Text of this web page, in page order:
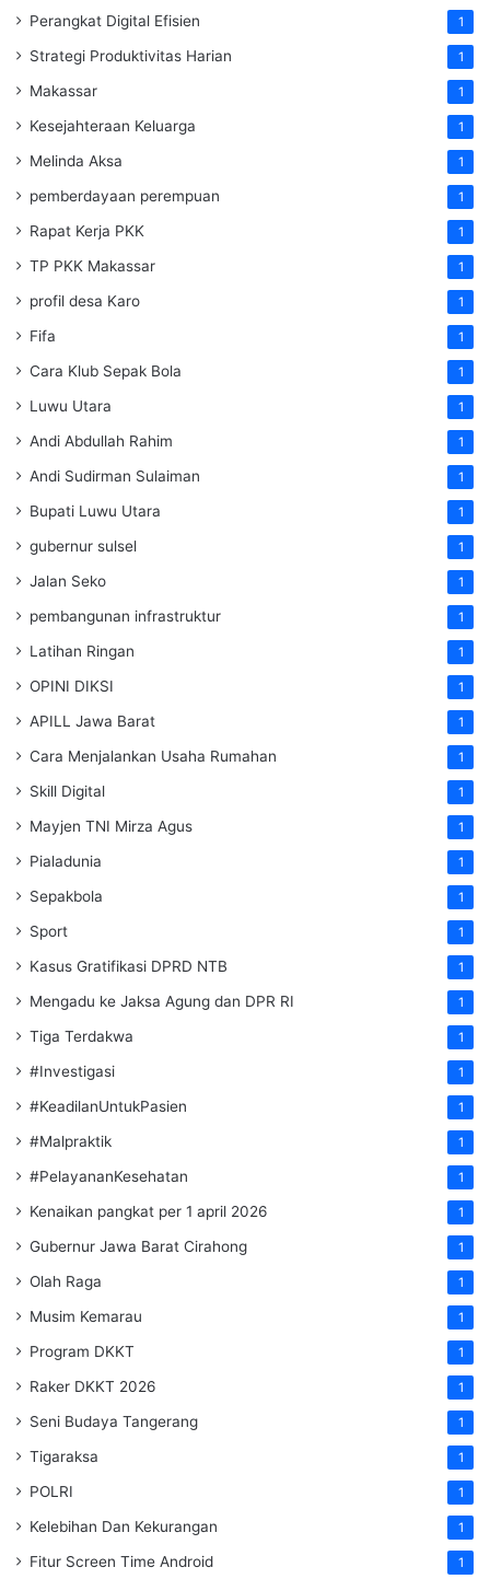
Perangkat Digital Efisien 1
Strategi Produktivitas Harian 1
Makassar 1
Kesejahteraan Keluarga 1
Melinda Aksa 1
pemberdayaan perempuan 1
Rapat Kerja PKK 1
TP PKK Makassar 1
profil desa Karo 1
Fifa 1
Cara Klub Sepak Bola 1
Luwu Utara 1
Andi Abdullah Rahim 1
Andi Sudirman Sulaiman 1
Bupati Luwu Utara 1
gubernur sulsel 1
Jalan Seko 1
pembangunan infrastruktur 1
Latihan Ringan 1
OPINI DIKSI 1
APILL Jawa Barat 1
Cara Menjalankan Usaha Rumahan 1
Skill Digital 1
Mayjen TNI Mirza Agus 1
Pialadunia 1
Sepakbola 1
Sport 1
Kasus Gratifikasi DPRD NTB 1
Mengadu ke Jaksa Agung dan DPR RI 1
Tiga Terdakwa 1
#Investigasi 1
#KeadilanUntukPasien 1
#Malpraktik 1
#PelayananKesehatan 1
Kenaikan pangkat per 1 april 2026 1
Gubernur Jawa Barat Cirahong 1
Olah Raga 1
Musim Kemarau 1
Program DKKT 1
Raker DKKT 2026 1
Seni Budaya Tangerang 1
Tigaraksa 1
POLRI 1
Kelebihan Dan Kekurangan 1
Fitur Screen Time Android 1